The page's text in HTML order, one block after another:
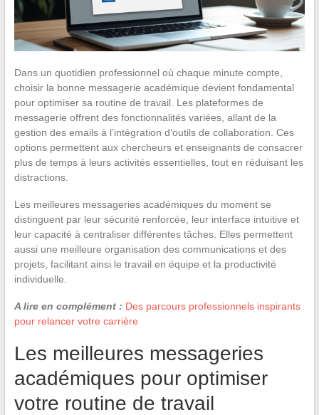
Dans un quotidien professionnel où chaque minute compte,
choisir la bonne messagerie académique devient fondamental
pour optimiser sa routine de travail. Les plateformes de
messagerie offrent des fonctionnalités variées, allant de la
gestion des emails à l’intégration d’outils de collaboration. Ces
options permettent aux chercheurs et enseignants de consacrer
plus de temps à leurs activités essentielles, tout en réduisant les
distractions.
Les meilleures messageries académiques du moment se
distinguent par leur sécurité renforcée, leur interface intuitive et
leur capacité à centraliser différentes tâches. Elles permettent
aussi une meilleure organisation des communications et des
projets, facilitant ainsi le travail en équipe et la productivité
individuelle.
A lire en complément : Des parcours professionnels inspirants
pour relancer votre carrière
Les meilleures messageries
académiques pour optimiser
votre routine de travail